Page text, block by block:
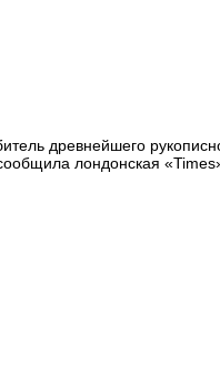
древнейшего
лондонская